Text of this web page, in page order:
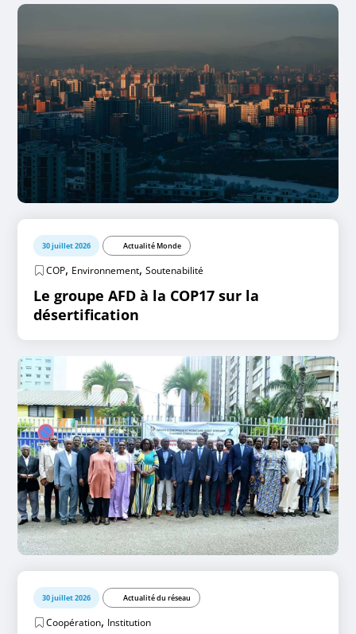
30 juillet 2026 Actualité Monde
COP, Environnement,Soutenabilité
Le groupe AFD à la COP17 sur la
désertification
30 juillet 2026 Actualité du réseau
Coopération, Institution